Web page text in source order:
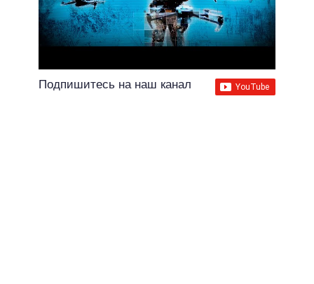
Подпишитесь на наш канал